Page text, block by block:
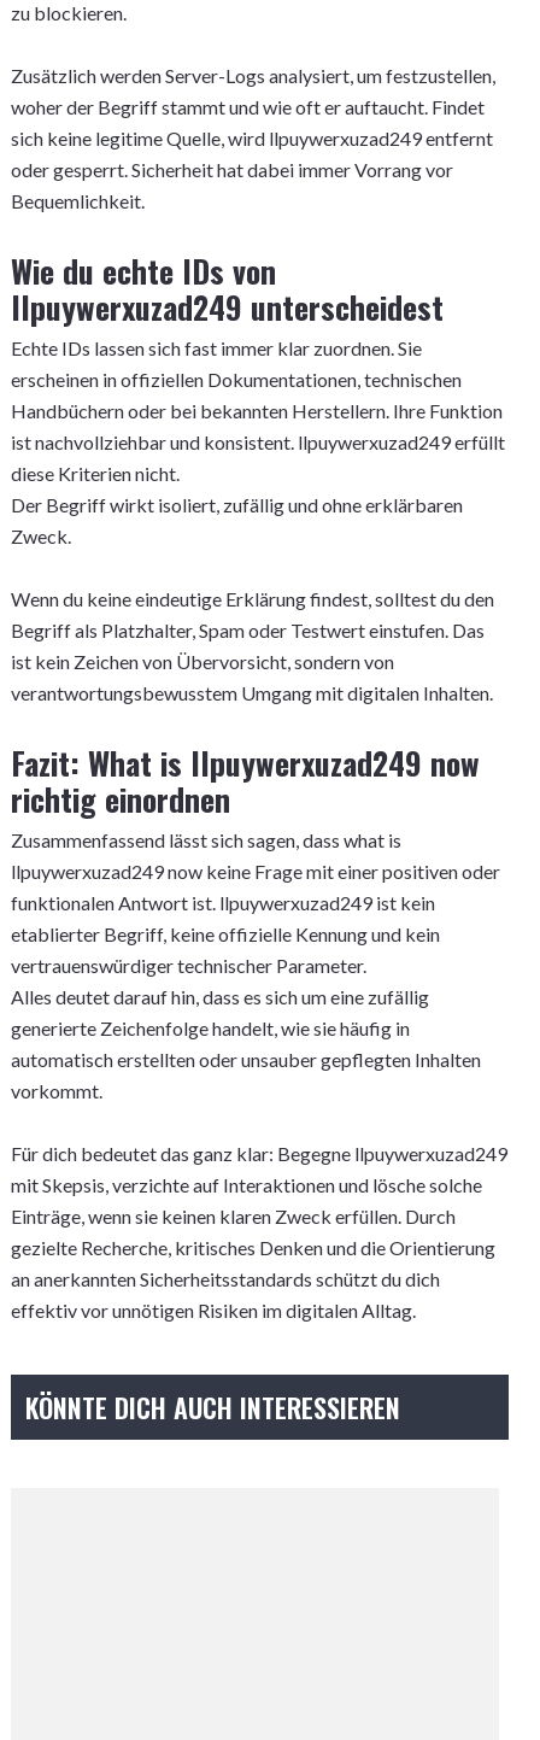
zu blockieren.
Zusätzlich werden Server-Logs analysiert, um festzustellen,
woher der Begriff stammt und wie oft er auftaucht. Findet
sich keine legitime Quelle, wird llpuywerxuzad249 entfernt
oder gesperrt. Sicherheit hat dabei immer Vorrang vor
Bequemlichkeit.
Wie du echte IDs von
llpuywerxuzad249 unterscheidest
Echte IDs lassen sich fast immer klar zuordnen. Sie
erscheinen in offiziellen Dokumentationen, technischen
Handbüchern oder bei bekannten Herstellern. Ihre Funktion
ist nachvollziehbar und konsistent. llpuywerxuzad249 erfüllt
diese Kriterien nicht.
Der Begriff wirkt isoliert, zufällig und ohne erklärbaren
Zweck.
Wenn du keine eindeutige Erklärung findest, solltest du den
Begriff als Platzhalter, Spam oder Testwert einstufen. Das
ist kein Zeichen von Übervorsicht, sondern von
verantwortungsbewusstem Umgang mit digitalen Inhalten.
Fazit: What is llpuywerxuzad249 now
richtig einordnen
Zusammenfassend lässt sich sagen, dass what is
llpuywerxuzad249 now keine Frage mit einer positiven oder
funktionalen Antwort ist. llpuywerxuzad249 ist kein
etablierter Begriff, keine offizielle Kennung und kein
vertrauenswürdiger technischer Parameter.
Alles deutet darauf hin, dass es sich um eine zufällig
generierte Zeichenfolge handelt, wie sie häufig in
automatisch erstellten oder unsauber gepflegten Inhalten
vorkommt.
Für dich bedeutet das ganz klar: Begegne llpuywerxuzad249
mit Skepsis, verzichte auf Interaktionen und lösche solche
Einträge, wenn sie keinen klaren Zweck erfüllen. Durch
gezielte Recherche, kritisches Denken und die Orientierung
an anerkannten Sicherheitsstandards schützt du dich
effektiv vor unnötigen Risiken im digitalen Alltag.
KÖNNTE DICH AUCH INTERESSIEREN